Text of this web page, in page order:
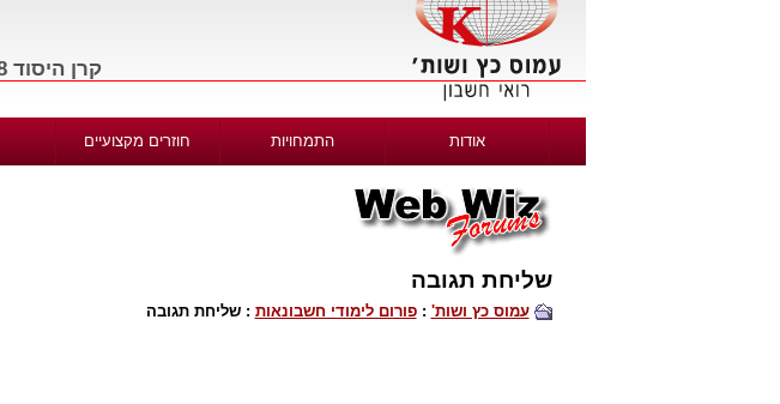
קרן היסוד 38, ירושלים, טל: 02-5665122 | דרך בגין 156, תל-אביב, טל: 03-9665122
אודות התמחויות חוזרים מקצועיים
שליחת תגובה
עמוס כץ ושות' :פורום לימודי חשבונאות : שליחת תגובה